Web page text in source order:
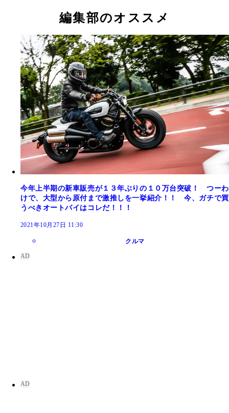
編集部のオススメ
今年上半期の新車販売が１３年ぶりの１０万台突破！ つーわ
けで、大型から原付まで激推しを一挙紹介！！ 今、ガチで買
うべきオートバイはコレだ！！！
2021年10月27日 11:30
クルマ